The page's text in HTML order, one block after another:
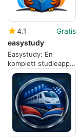
4.1
Gratis
easystudy
Easystudy: En
komplett studieapp
för studenter